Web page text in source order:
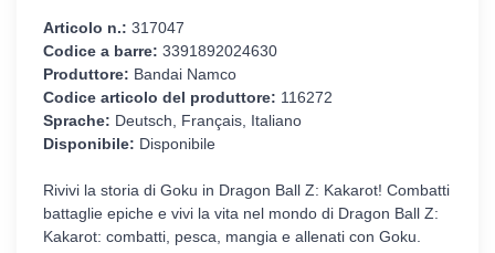
Articolo n.: 317047
Codice a barre: 3391892024630
Produttore: Bandai Namco
Codice articolo del produttore: 116272
Sprache: Deutsch, Français, Italiano
Disponibile: Disponibile
Rivivi la storia di Goku in Dragon Ball Z: Kakarot! Combatti
battaglie epiche e vivi la vita nel mondo di Dragon Ball Z:
Kakarot: combatti, pesca, mangia e allenati con Goku.